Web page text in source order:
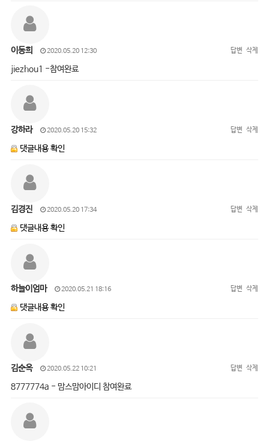
이동희 2020.05.20 12:30 답변 삭제
jiezhou1 -참여완료
강하라 2020.05.20 15:32 답변 삭제
댓글내용 확인
김경진 2020.05.20 17:34 답변 삭제
댓글내용 확인
하늘이엄마 2020.05.21 18:16 답변 삭제
댓글내용 확인
김순옥 2020.05.22 10:21 답변 삭제
8777774a - 맘스맘아이디 참여완료